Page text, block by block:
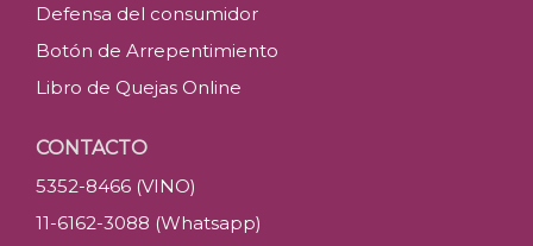
Defensa del consumidor
Botón de Arrepentimiento
Libro de Quejas Online
CONTACTO
5352-8466 (VINO)
11-6162-3088 (Whatsapp)